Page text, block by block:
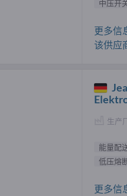
中压开
更多信
该供应
生产
能量配
低压熔
更多信